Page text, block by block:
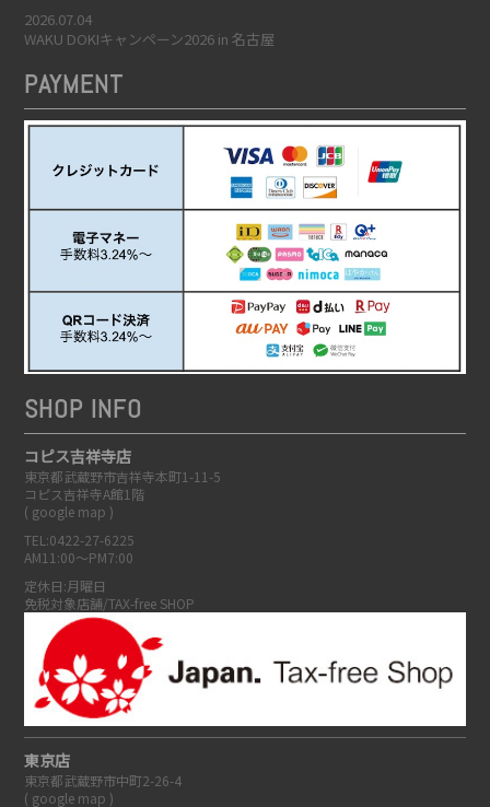
2026.07.04
WAKU DOKIキャンペーン2026 in 名古屋
PAYMENT
SHOP INFO
コピス吉祥寺店
東京都武蔵野市吉祥寺本町1-11-5
コピス吉祥寺A館1階
( google map )
TEL:0422-27-6225
AM11:00～PM7:00
定休日:月曜日
免税対象店舗/TAX-free SHOP
東京店
東京都武蔵野市中町2-26-4
( google map )